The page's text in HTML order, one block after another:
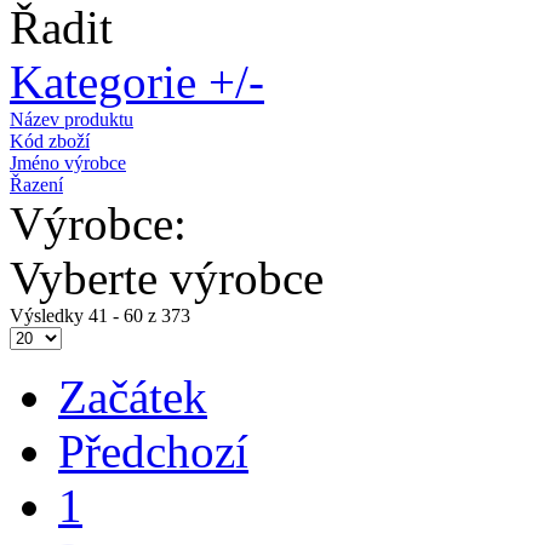
Řadit
Kategorie +/-
Název produktu
Kód zboží
Jméno výrobce
Řazení
Výrobce:
Vyberte výrobce
Výsledky 41 - 60 z 373
Začátek
Předchozí
1